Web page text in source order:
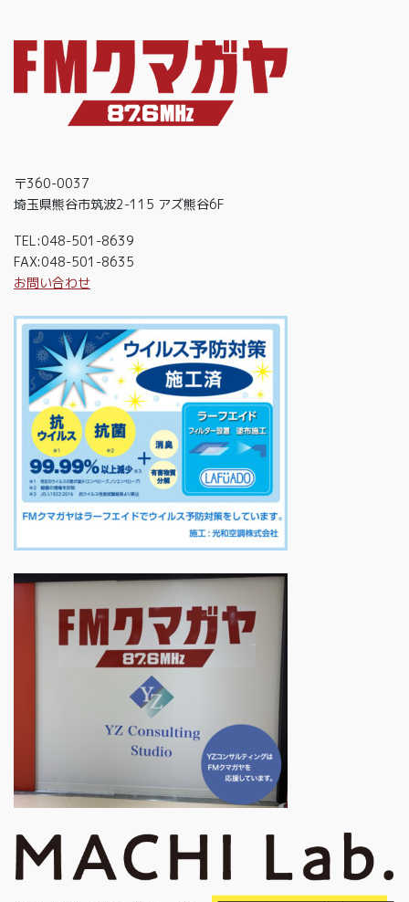
〒360-0037
埼玉県熊谷市筑波2-115 アズ熊谷6F
TEL:048-501-8639
FAX:048-501-8635
お問い合わせ